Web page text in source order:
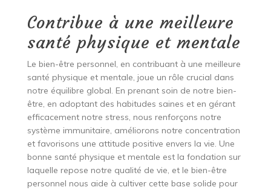
Contribue à une meilleure
santé physique et mentale
Le bien-être personnel, en contribuant à une meilleure
santé physique et mentale, joue un rôle crucial dans
notre équilibre global. En prenant soin de notre bien-
être, en adoptant des habitudes saines et en gérant
efficacement notre stress, nous renforçons notre
système immunitaire, améliorons notre concentration
et favorisons une attitude positive envers la vie. Une
bonne santé physique et mentale est la fondation sur
laquelle repose notre qualité de vie, et le bien-être
personnel nous aide à cultiver cette base solide pour